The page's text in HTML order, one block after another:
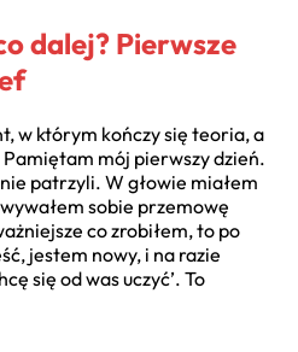
dalej? Pierwsze
w którym kończy się teoria, a
mój pierwszy dzień.
patrzyli. W głowie miałem
sobie przemowę
co zrobiłem, to po
jestem nowy, i na razie
się od was uczyć’. To